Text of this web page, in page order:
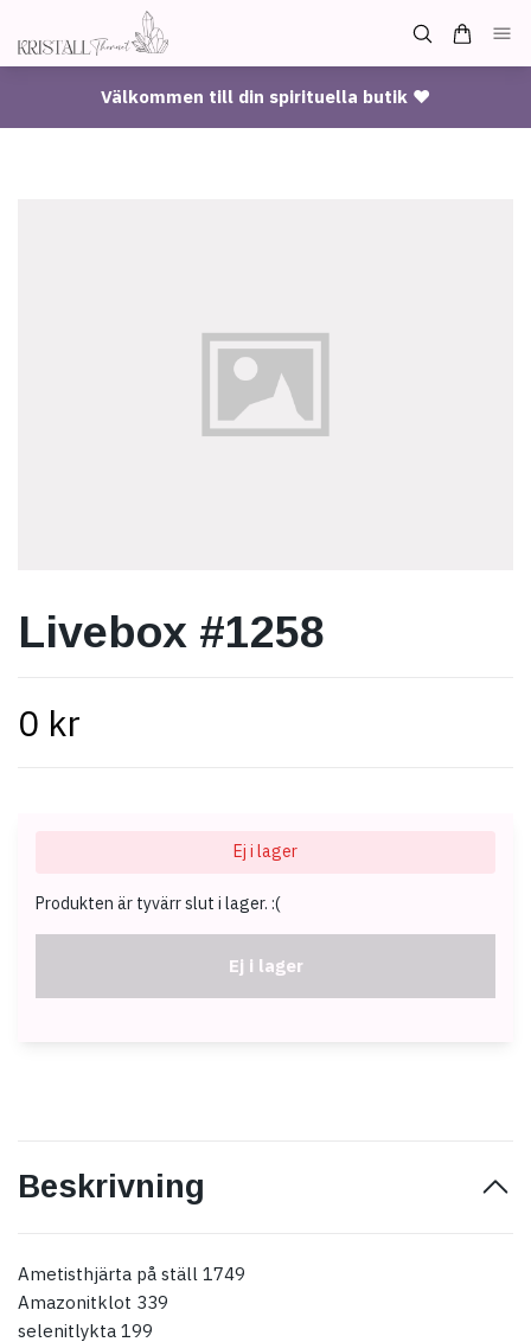
Välkommen till din spirituella butik ♥
Livebox #1258
0 kr
Ej i lager
Produkten är tyvärr slut i lager. :(
Ej i lager
Beskrivning
Ametisthjärta på ställ 1749
Amazonitklot 339
selenitlykta 199